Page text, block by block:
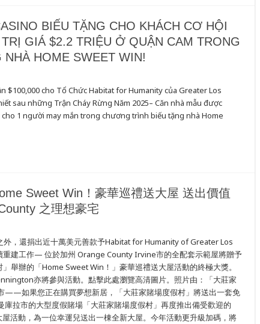
BIẾU TẶNG CHO KHÁCH CƠ HỘI
GIÁ $2.2 TRIỆU Ở QUẬN CAM TRONG
HOME SWEET WIN!
$100,000 cho Tổ Chức Habitat for Humanity của Greater Los
sau những Trận Cháy Rừng Năm 2025– Căn nhà mẫu được
1 người may mắn trong chương trình biếu tặng nhà Home
Sweet Win！豪華巡禮送大屋 送出價值
之理想豪宅
，還捐出近十萬美元善款予Habitat for Humanity of Greater Los
建工作— 位於加州 Orange County Irvine市的全配套示範屋將贈予
舉辦的「Home Sweet Win！」豪華巡禮送大屋活動的終極大獎。
亦將參與活動。點擊此處瀏覽高清圖片。照片由：「大莊家
——如果您正在購買夢想新居，「大莊家賭場度假村」將送出一套免
拉市的大型度假賭場「大莊家賭場度假村」再度推出備受歡迎的
活動，為一位幸運兒送出一棟全新大屋。今年活動更升級加碼，將